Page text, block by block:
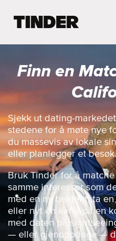
r
h
e
m
m
e
s
i
d
e
Finn en
Sjekk ut dating-
stedene for å møte nye
du massevis av lokale
eller planlegger et
Bruk Tinder for å
samme interesser som
med en ny bekjent, ta
eller nyt en kaffe på en
med daten på
— eller gjenoppdage —